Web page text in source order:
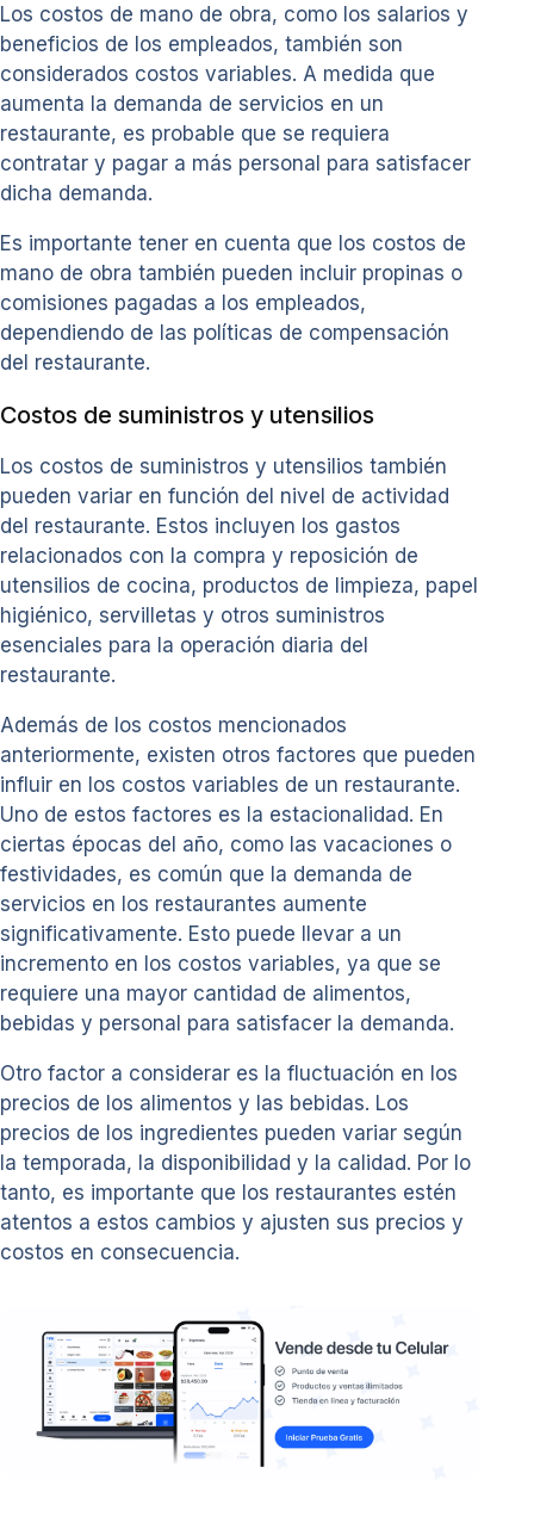
Los costos de mano de obra, como los salarios y
beneficios de los empleados, también son
considerados costos variables. A medida que
aumenta la demanda de servicios en un
restaurante, es probable que se requiera
contratar y pagar a más personal para satisfacer
dicha demanda.
Es importante tener en cuenta que los costos de
mano de obra también pueden incluir propinas o
comisiones pagadas a los empleados,
dependiendo de las políticas de compensación
del restaurante.
Costos de suministros y utensilios
Los costos de suministros y utensilios también
pueden variar en función del nivel de actividad
del restaurante. Estos incluyen los gastos
relacionados con la compra y reposición de
utensilios de cocina, productos de limpieza, papel
higiénico, servilletas y otros suministros
esenciales para la operación diaria del
restaurante.
Además de los costos mencionados
anteriormente, existen otros factores que pueden
influir en los costos variables de un restaurante.
Uno de estos factores es la estacionalidad. En
ciertas épocas del año, como las vacaciones o
festividades, es común que la demanda de
servicios en los restaurantes aumente
significativamente. Esto puede llevar a un
incremento en los costos variables, ya que se
requiere una mayor cantidad de alimentos,
bebidas y personal para satisfacer la demanda.
Otro factor a considerar es la fluctuación en los
precios de los alimentos y las bebidas. Los
precios de los ingredientes pueden variar según
la temporada, la disponibilidad y la calidad. Por lo
tanto, es importante que los restaurantes estén
atentos a estos cambios y ajusten sus precios y
costos en consecuencia.